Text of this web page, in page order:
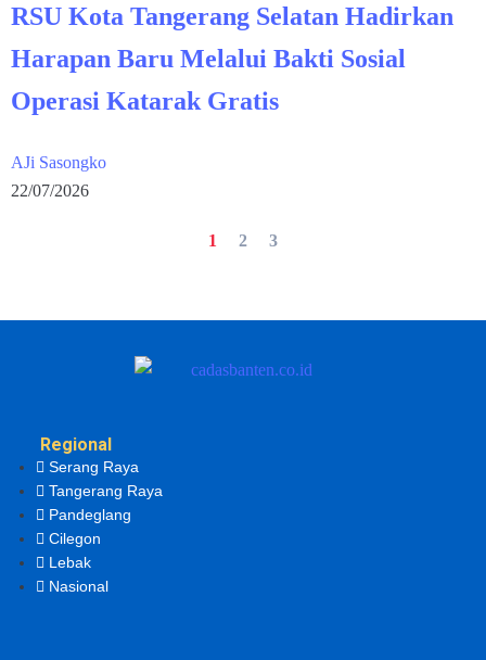
RSU Kota Tangerang Selatan Hadirkan
Harapan Baru Melalui Bakti Sosial
Operasi Katarak Gratis
AJi Sasongko
22/07/2026
1 2 3
Regional
Serang Raya
Tangerang Raya
Pandeglang
Cilegon
Lebak
Nasional